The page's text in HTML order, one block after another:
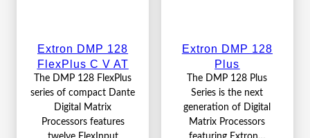
Extron DMP 128
FlexPlus C V AT
The DMP 128 FlexPlus
series of compact Dante
Digital Matrix
Processors features
Extron DMP 128
Plus
The DMP 128 Plus
Series is the next
generation of Digital
Matrix Processors